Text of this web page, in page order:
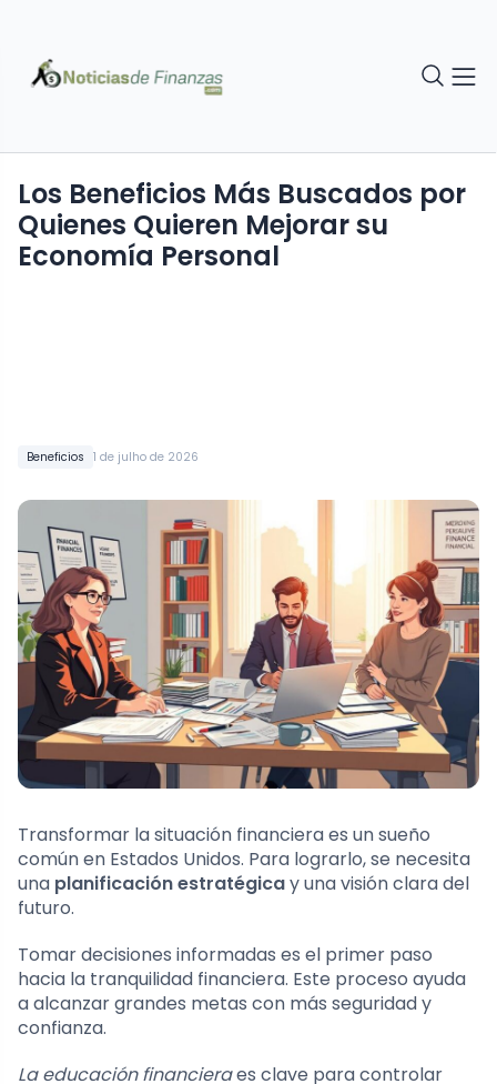
Beneficios 1 de julho de 2026
Los Beneficios Más Buscados por
Quienes Quieren Mejorar su
Economía Personal
Transformar la situación financiera es un sueño
común en Estados Unidos. Para lograrlo, se necesita
una planificación estratégicay una visión clara del
futuro.
Tomar decisiones informadas es el primer paso
hacia la tranquilidad financiera. Este proceso ayuda
a alcanzar grandes metas con más seguridad y
confianza.
La educación financieraes clave para controlar